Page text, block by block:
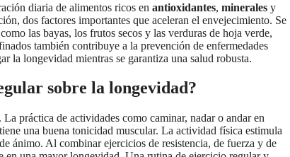
diaria de alimentos ricos en antioxidantes, minerales y
dos factores importantes que aceleran el envejecimiento. Se
como las bayas, los frutos secos y las verduras de hoja verde,
también contribuye a la prevención de enfermedades
la longevidad mientras se garantiza una salud robusta.
sobre la longevidad?
práctica de actividades como caminar, nadar o andar en
una buena tonicidad muscular. La actividad física estimula
ánimo. Al combinar ejercicios de resistencia, de fuerza y de